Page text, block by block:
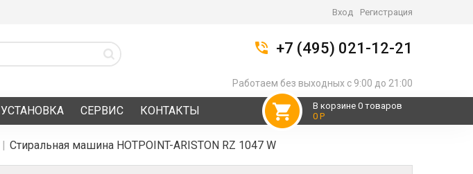
Вход Регистрация
+7 (495) 021-12-21
Работаем без выходных с 9:00 до 21:00
В корзине 0 товаров
0 Р
УСТАНОВКА СЕРВИС КОНТАКТЫ
Стиральная машина HOTPOINT-ARISTON RZ 1047 W